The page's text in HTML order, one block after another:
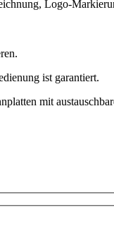
Logo-
ist garantiert.
mit